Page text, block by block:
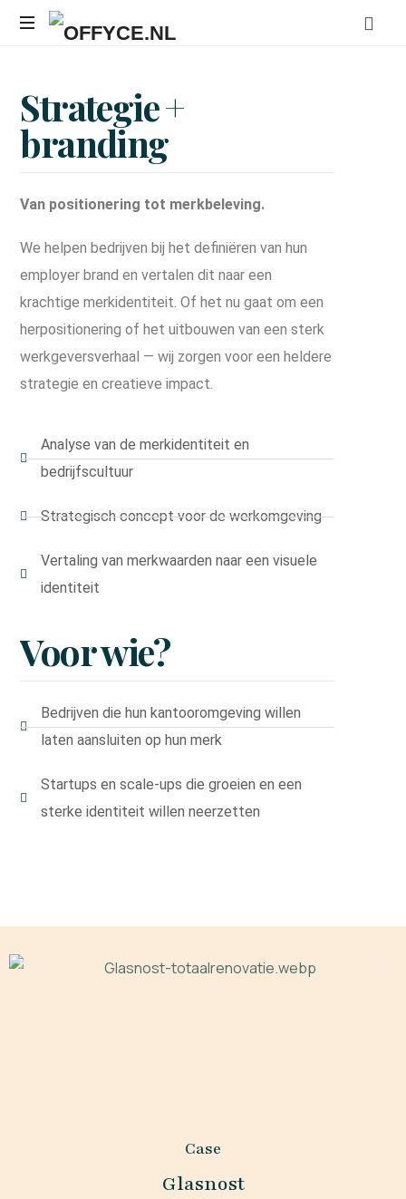
werkplek,
versterk
uw
merk
Strategie+
branding
Van positionering tot merkbeleving.
We helpen bedrijven bij het definiëren van hun
employer brand en vertalen dit naar een
krachtige merkidentiteit. Of het nu gaat om een
herpositionering of het uitbouwen van een sterk
werkgeversverhaal — wij zorgen voor een heldere
strategie en creatieve impact.
Analyse van de merkidentiteit en
bedrijfscultuur
Strategisch concept voor de werkomgeving
Vertaling van merkwaarden naar een visuele
identiteit
Voorwie?
Bedrijven die hun kantooromgeving willen
laten aansluiten op hun merk
Startups en scale-ups die groeien en een
sterke identiteit willen neerzetten
Case
Glasnost